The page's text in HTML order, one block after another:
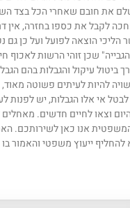
את חובם שאחרי הכל בצד
לקבל את כספו בחזרה, אין
הליכי הוצאה לפועל ועל כן גם
שכן זוהי הרשות לאכוף
ביטול עיקול והגבלות בהם
להיות לעיתים פשוטה מאוד,
לבטל אי אלו הגבלות, יש לפנות
היום וצאו לחיים חדשים.
אנו כאן לשירותכם.
להחליף ייעוץ משפטי והאמור בו